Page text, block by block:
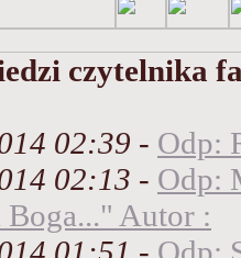
czytelnika
02:39 - Odp:
02:13 - Odp:
Boga..." Autor :